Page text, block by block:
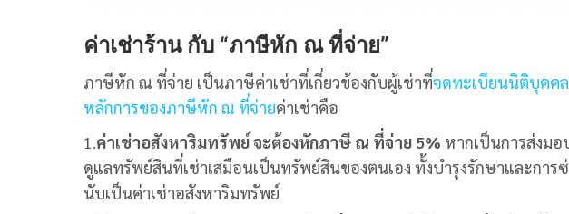
ค่าเช่าร้าน กับ “ภาษีหัก ณ ที่จ่าย”
ภาษีหัก ณ ที่จ่าย เป็นภาษีค่าเช่าที่เกี่ยวข้องกับผู้เช่าที่จดทะเบียนนิติบุคคล
หลักการของภาษีหัก ณ ที่จ่ายค่าเช่าคือ
1.ค่าเช่าอสังหาริมทรัพย์ จะต้องหักภาษี ณ ที่จ่าย 5% หากเป็นการส่งม
ดูแลทรัพย์สินที่เช่าเสมือนเป็นทรัพย์สินของตนเอง ทั้งบำรุงรักษาและกา
นับเป็นค่าเช่าอสังหาริมทรัพย์